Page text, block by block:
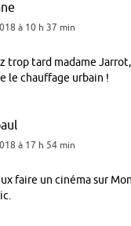
à 10 h 37 min
trop tard madame
le chauffage urbain !
à 17 h 54 min
faire un cinéma sur